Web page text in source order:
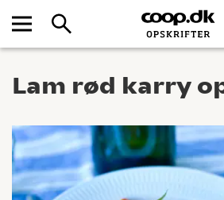
Lam rød karry